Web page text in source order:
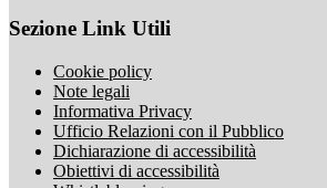
Sezione Link Utili
Cookie policy
Note legali
Informativa Privacy
Ufficio Relazioni con il Pubblico
Dichiarazione di accessibilità
Obiettivi di accessibilità